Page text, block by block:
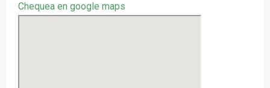
Chequea en google maps